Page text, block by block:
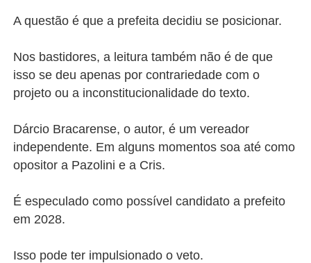
A questão é que a prefeita decidiu se posicionar.
Nos bastidores, a leitura também não é de que
isso se deu apenas por contrariedade com o
projeto ou a inconstitucionalidade do texto.
Dárcio Bracarense, o autor, é um vereador
independente. Em alguns momentos soa até como
opositor a Pazolini e a Cris.
É especulado como possível candidato a prefeito
em 2028.
Isso pode ter impulsionado o veto.